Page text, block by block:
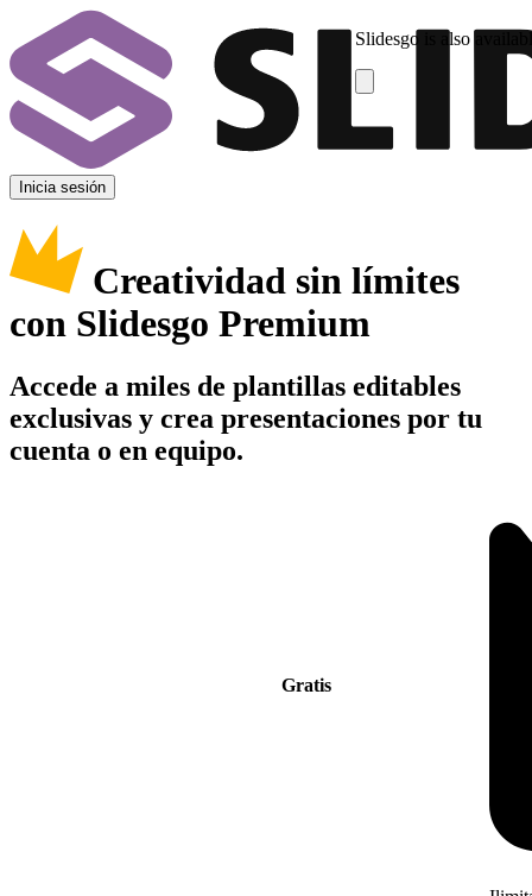
Slidesgo is also
Inicia sesión
Creatividad sin límites
con Slidesgo Premium
Accede a miles de plantillas editables
exclusivas y crea presentaciones por tu
cuenta o en equipo.
Gratis